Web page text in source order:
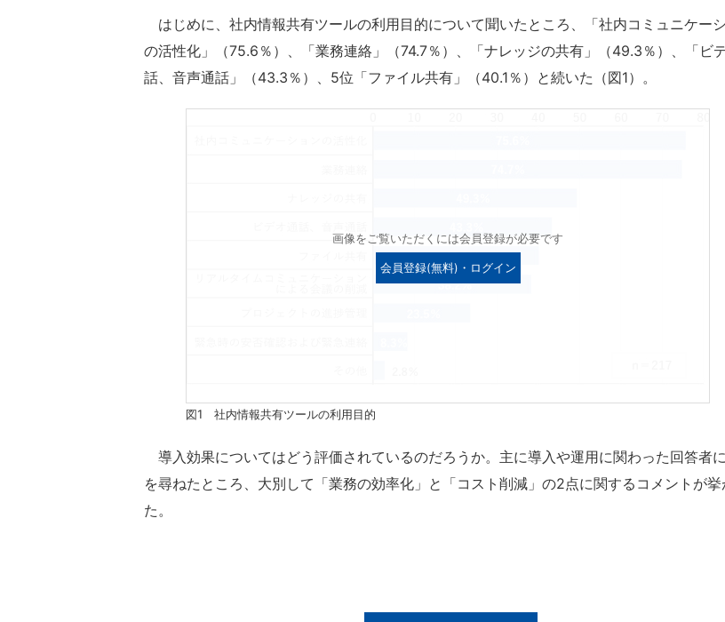
はじめに、社内情報共有ツールの利用目的について聞いたところ、「社内コミュニケー
の活性化」（75.6％）、「業務連絡」（74.7％）、「ナレッジの共有」（49.3％）、「ビ
話、音声通話」（43.3％）、5位「ファイル共有」（40.1％）と続いた（図1）。
画像をご覧いただくには会員登録が必要です
会員登録(無料)・ログイン
図1 社内情報共有ツールの利用目的
導入効果についてはどう評価されているのだろうか。主に導入や運用に関わった回答者
を尋ねたところ、大別して「業務の効率化」と「コスト削減」の2点に関するコメントが挙
た。